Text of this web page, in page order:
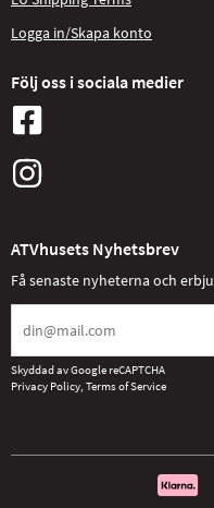
Logga in/Skapa konto
Följ oss i sociala medier
ATVhusets Nyhetsbrev
Få senaste nyheterna och
Skyddad av Google reCAPTCHA
Privacy Policy, Terms of Service